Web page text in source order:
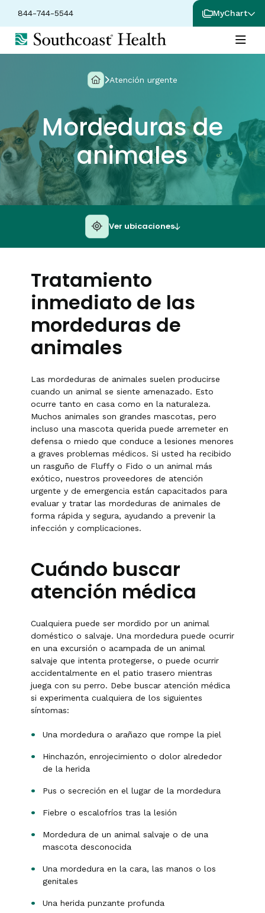
844-744-5544 MyChart
Atención urgente
Mordeduras de
animales
Ver ubicaciones
Tratamiento
inmediato de las
mordeduras de
animales
Las mordeduras de animales suelen producirse
cuando un animal se siente amenazado. Esto
ocurre tanto en casa como en la naturaleza.
Muchos animales son grandes mascotas, pero
incluso una mascota querida puede arremeter en
defensa o miedo que conduce a lesiones menores
a graves problemas médicos. Si usted ha recibido
un rasguño de Fluffy o Fido o un animal más
exótico, nuestros proveedores de atención
urgente y de emergencia están capacitados para
evaluar y tratar las mordeduras de animales de
forma rápida y segura, ayudando a prevenir la
infección y complicaciones.
Cuándo buscar
atención médica
Cualquiera puede ser mordido por un animal
doméstico o salvaje. Una mordedura puede ocurrir
en una excursión o acampada de un animal
salvaje que intenta protegerse, o puede ocurrir
accidentalmente en el patio trasero mientras
juega con su perro. Debe buscar atención médica
si experimenta cualquiera de los siguientes
síntomas:
Una mordedura o arañazo que rompe la piel
Hinchazón, enrojecimiento o dolor alrededor
de la herida
Pus o secreción en el lugar de la mordedura
Fiebre o escalofríos tras la lesión
Mordedura de un animal salvaje o de una
mascota desconocida
Una mordedura en la cara, las manos o los
genitales
Una herida punzante profunda